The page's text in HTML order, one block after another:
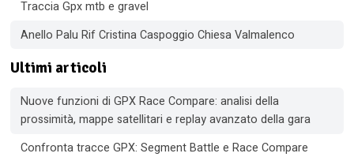
Traccia Gpx mtb e gravel
Anello Palu Rif Cristina Caspoggio Chiesa Valmalenco
Ultimi articoli
Nuove funzioni di GPX Race Compare: analisi della
prossimità, mappe satellitari e replay avanzato della gara
Confronta tracce GPX: Segment Battle e Race Compare